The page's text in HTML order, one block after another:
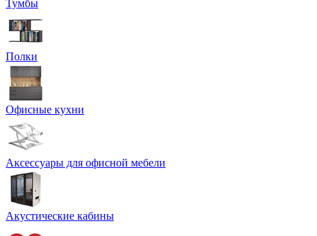
Тумбы
Полки
Офисные кухни
Аксессуары для офисной мебели
Акустические кабины